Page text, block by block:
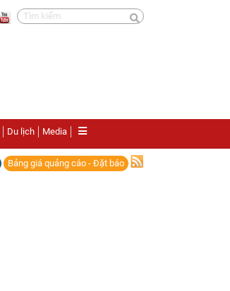
Du lịch Media
Bảng giá quảng cáo - Đặt báo